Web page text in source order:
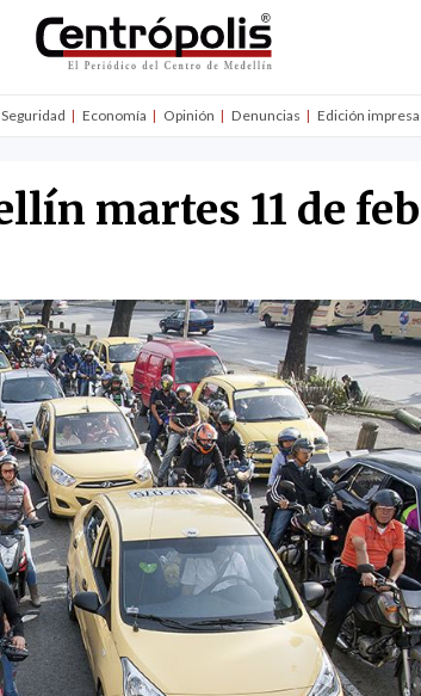
Seguridad Economía Opinión Denuncias Edición impresa
martes 11 de